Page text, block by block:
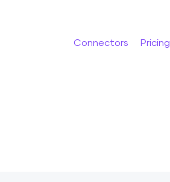
Connectors Pricing